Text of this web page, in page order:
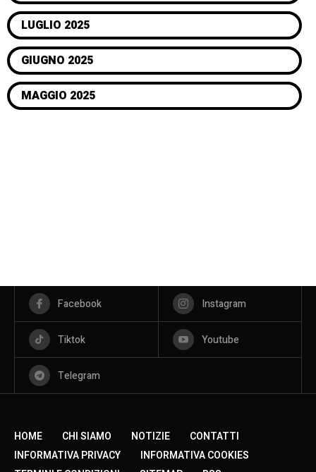
LUGLIO 2025
GIUGNO 2025
MAGGIO 2025
Facebook Instagram
Tiktok Youtube
Telegram
HOME CHI SIAMO NOTIZIE
CONTATTI
INFORMATIVA PRIVACY
INFORMATIVA COOKIES